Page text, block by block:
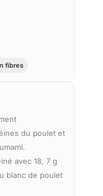
fibres
du poulet et
avec 18, 7 g
blanc de poulet